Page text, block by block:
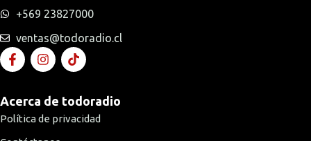
+569 23827000
ventas@todoradio.cl
Acerca de todoradio
Política de privacidad